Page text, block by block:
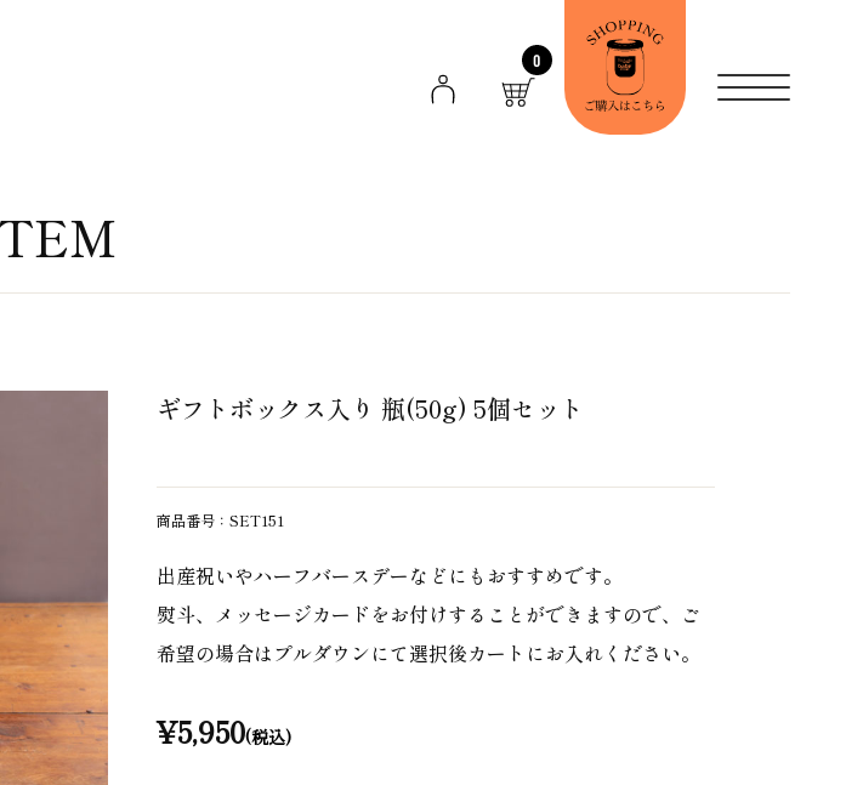
0
ギフトボックス入り 瓶(50g) 5個セット
商品番号：SET151
出産祝いやハーフバースデーなどにもおすすめです。
熨斗、メッセージカードをお付けすることができますので、ご
希望の場合はプルダウンにて選択後カートにお入れください。
¥5,950(税込)